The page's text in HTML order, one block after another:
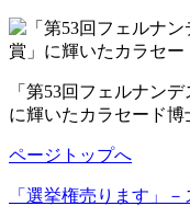
「第53回フェルナン
に輝いたカラセード博
ページトップへ
「選挙権売ります」